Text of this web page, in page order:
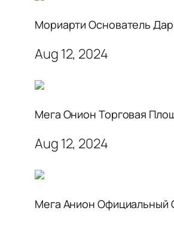
Мориарти Основатель
Aug 12, 2024
Мега Онион Торговая
Aug 12, 2024
Мега Анион Официальный